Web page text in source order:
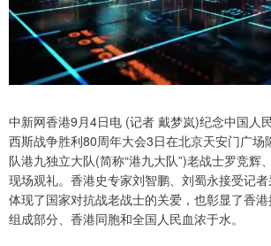
中新网香港9月4日电 (记者 戴梦岚)纪念中国人
西斯战争胜利80周年大会3日在北京天安门广场
队港九独立大队(简称“港九大队”)老战士罗竞辉
现场观礼。香港史专家刘智鹏、刘蜀永接受记
体现了国家对抗战老战士的关爱，也彰显了香
组成部分、香港同胞和全国人民血浓于水。